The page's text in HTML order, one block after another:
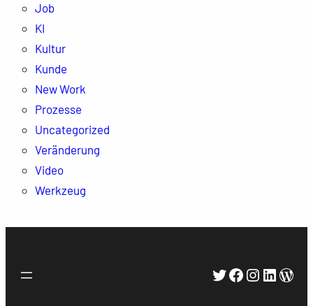
Job
KI
Kultur
Kunde
New Work
Prozesse
Uncategorized
Veränderung
Video
Werkzeug
Twitter
Facebook